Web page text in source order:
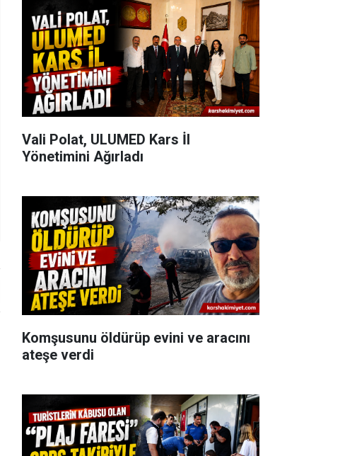
Vali Polat, ULUMED Kars İl
Yönetimini Ağırladı
Komşusunu öldürüp evini ve aracını
ateşe verdi